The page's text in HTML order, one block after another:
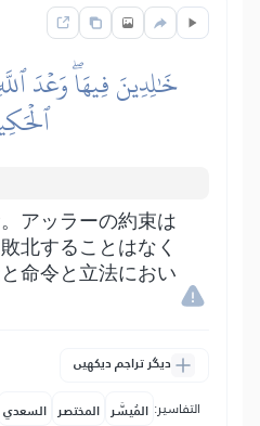
خَٰلِدِينَ فِيهَاۖ وَعۡدَ
アッラーの約束は
北することはなく
命令と立法におい
دیگر تراجم دیکھیں
التفاسير: المُيسَّر المختصر السعدي